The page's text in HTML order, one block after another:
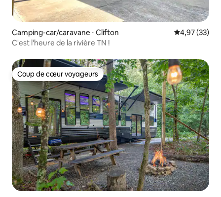
Camping-car/caravane ⋅ Clifton Évaluation
4,97 (33)
C'est l'heure de la rivière TN !
Coup de cœur voyageurs
Coup de cœur voyageurs